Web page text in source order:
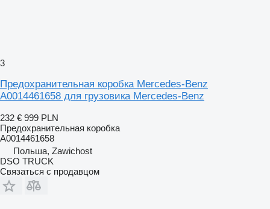
3
Предохранительная коробка Mercedes-Benz
A0014461658 для грузовика Mercedes-Benz
232 € 999 PLN
Предохранительная коробка
A0014461658
Польша, Zawichost
DSO TRUCK
Связаться с продавцом